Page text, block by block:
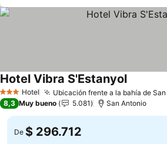
3 Estrellas
Hotel Ubicación frente a la bahía de
Hotel Vibra S'EstanyolVer
8,3 Muy bueno 5.081 San Antonio
De $ 296.712